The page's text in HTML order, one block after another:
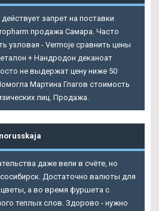
запрет на поставки
продажа Самара. Часто
узловая - Vermoje сравнить цены
+ Нандродон деканоат
не выдержат цену ниже 50
Мартина Глагов стоимость
лиц. Продажа.
даже вели в счёте, но
Достаточно валюты для
а во время фуршета с
теплых слов. Здорово - нужно